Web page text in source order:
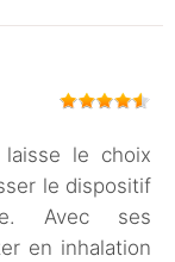
le choix
le dispositif
Avec ses
en inhalation